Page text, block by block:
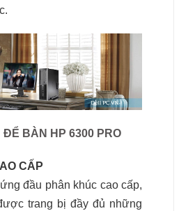
ĐỂ BÀN HP 6300 PRO
CẤP
đầu phân khúc cao cấp,
trang bị đầy đủ những